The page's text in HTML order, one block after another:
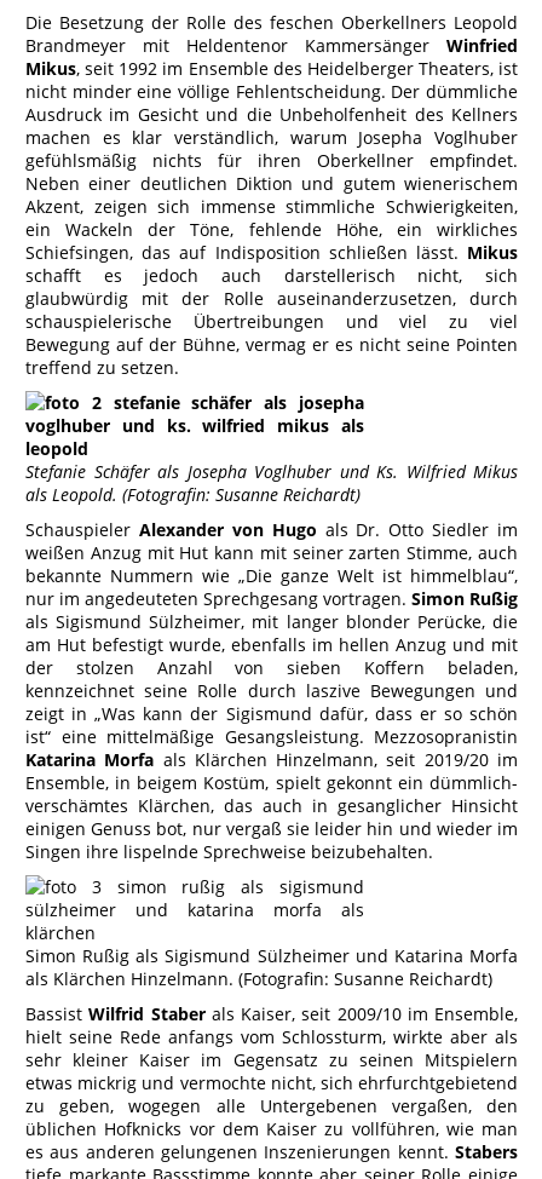
Die Besetzung der Rolle des feschen Oberkellners Leopold
Brandmeyer mit Heldentenor Kammersänger Winfried
Mikus, seit 1992 im Ensemble des Heidelberger Theaters, ist
nicht minder eine völlige Fehlentscheidung. Der dümmliche
Ausdruck im Gesicht und die Unbeholfenheit des Kellners
machen es klar verständlich, warum Josepha Voglhuber
gefühlsmäßig nichts für ihren Oberkellner empfindet.
Neben einer deutlichen Diktion und gutem wienerischem
Akzent, zeigen sich immense stimmliche Schwierigkeiten,
ein Wackeln der Töne, fehlende Höhe, ein wirkliches
Schiefsingen, das auf Indisposition schließen lässt. Mikus
schafft es jedoch auch darstellerisch nicht, sich
glaubwürdig mit der Rolle auseinanderzusetzen, durch
schauspielerische Übertreibungen und viel zu viel
Bewegung auf der Bühne, vermag er es nicht seine Pointen
treffend zu setzen.
Stefanie Schäfer als Josepha Voglhuber und Ks. Wilfried Mikus
als Leopold. (Fotografin: Susanne Reichardt)
Schauspieler Alexander von Hugo als Dr. Otto Siedler im
weißen Anzug mit Hut kann mit seiner zarten Stimme, auch
bekannte Nummern wie „Die ganze Welt ist himmelblau“,
nur im angedeuteten Sprechgesang vortragen. Simon Rußig
als Sigismund Sülzheimer, mit langer blonder Perücke, die
am Hut befestigt wurde, ebenfalls im hellen Anzug und mit
der stolzen Anzahl von sieben Koffern beladen,
kennzeichnet seine Rolle durch laszive Bewegungen und
zeigt in „Was kann der Sigismund dafür, dass er so schön
ist“ eine mittelmäßige Gesangsleistung. Mezzosopranistin
Katarina Morfa als Klärchen Hinzelmann, seit 2019/20 im
Ensemble, in beigem Kostüm, spielt gekonnt ein dümmlich-
verschämtes Klärchen, das auch in gesanglicher Hinsicht
einigen Genuss bot, nur vergaß sie leider hin und wieder im
Singen ihre lispelnde Sprechweise beizubehalten.
Simon Rußig als Sigismund Sülzheimer und Katarina Morfa
als Klärchen Hinzelmann. (Fotografin: Susanne Reichardt)
BassistWilfrid Staberals Kaiser, seit 2009/10 im Ensemble,
hielt seine Rede anfangs vom Schlossturm, wirkte aber als
sehr kleiner Kaiser im Gegensatz zu seinen Mitspielern
etwas mickrig und vermochte nicht, sich ehrfurchtgebietend
zu geben, wogegen alle Untergebenen vergaßen, den
üblichen Hofknicks vor dem Kaiser zu vollführen, wie man
es aus anderen gelungenen Inszenierungen kennt. Stabers